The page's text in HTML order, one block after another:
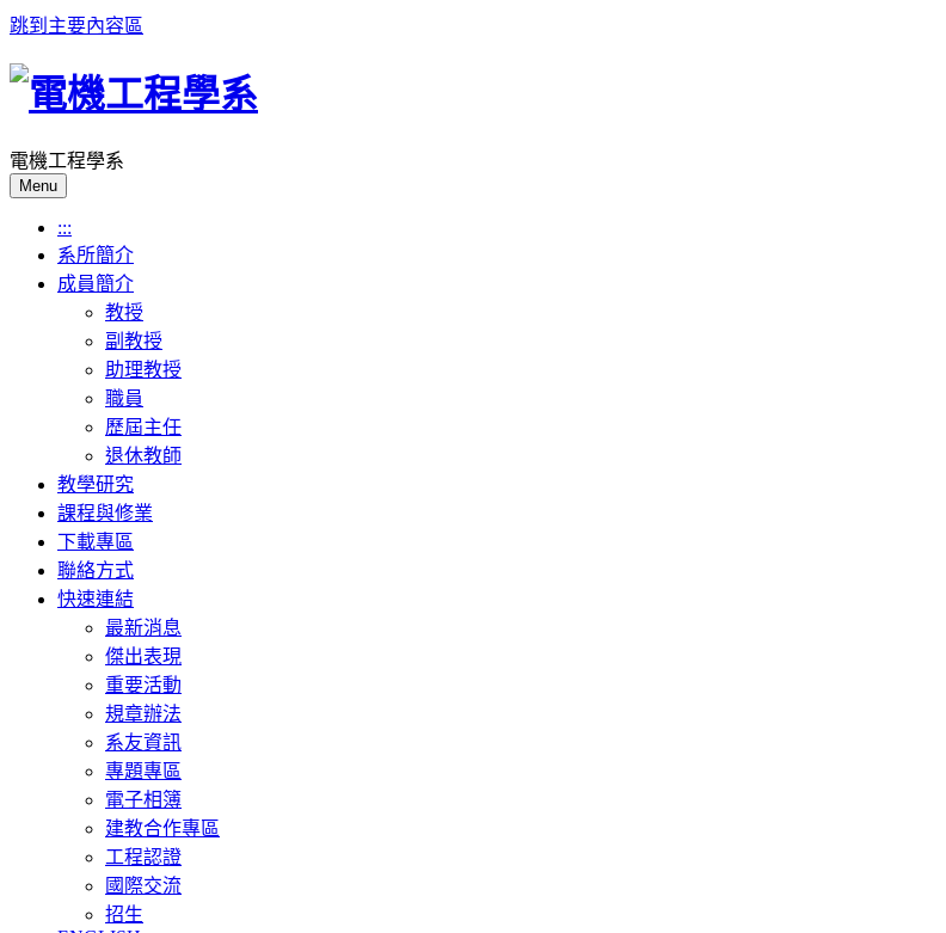
跳到主要內容區
電機工程學系
Menu
:::
系所簡介
成員簡介
教授
副教授
助理教授
職員
歷屆主任
退休教師
教學研究
課程與修業
下載專區
聯絡方式
快速連結
最新消息
傑出表現
重要活動
規章辦法
系友資訊
專題專區
電子相簿
建教合作專區
工程認證
國際交流
招生